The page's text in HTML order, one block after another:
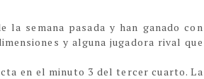
semana pasada y han ganado con
y alguna jugadora rival que
en el minuto 3 del tercer cuarto. La